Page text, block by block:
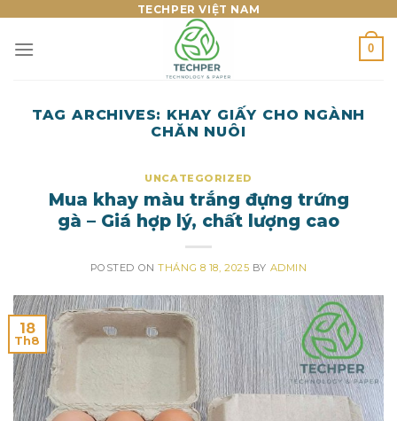
content
TECHPER VIỆT NAM
0
TAG ARCHIVES: KHAY GIẤY CHO NGÀNH
CHĂN NUÔI
UNCATEGORIZED
Mua khay màu trắng đựng trứng
gà – Giá hợp lý, chất lượng cao
POSTED ONTHÁNG 8 18, 2025 BY ADMIN
18
Th8